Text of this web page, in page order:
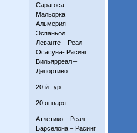
Сарагоса –
Мальорка
Альмерия –
Эспаньол
Леванте – Реал
Осасуна- Расинг
Вильярреал –
Депортиво
20-й тур
20 января
Атлетико – Реал
Барселона – Расинг